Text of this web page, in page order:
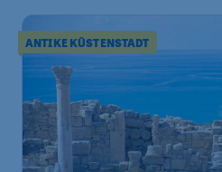
ANTIKE KÜSTENSTADT